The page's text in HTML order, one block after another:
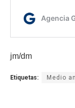
jm/dm
Etiquetas: Medio